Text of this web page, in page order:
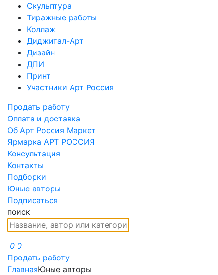
Скульптура
Тиражные работы
Коллаж
Диджитал-Арт
Дизайн
ДПИ
Принт
Участники Арт Россия
Продать работу
Оплата и доставка
Об Арт Россия Маркет
Ярмарка АРТ РОССИЯ
Консультация
Контакты
Подборки
Юные авторы
Подписаться
поиск
0 0
Продать работу
ГлавнаяЮные авторы